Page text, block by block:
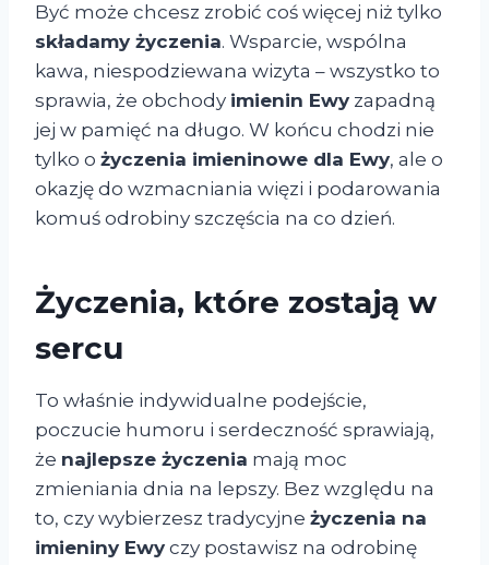
Być może chcesz zrobić coś więcej niż tylko
składamy życzenia. Wsparcie, wspólna
kawa, niespodziewana wizyta – wszystko to
sprawia, że obchody imienin Ewy zapadną
jej w pamięć na długo. W końcu chodzi nie
tylko o życzenia imieninowe dla Ewy, ale o
okazję do wzmacniania więzi i podarowania
komuś odrobiny szczęścia na co dzień.
Życzenia, które zostają w
sercu
To właśnie indywidualne podejście,
poczucie humoru i serdeczność sprawiają,
że najlepsze życzenia mają moc
zmieniania dnia na lepszy. Bez względu na
to, czy wybierzesz tradycyjne życzenia na
imieniny Ewy czy postawisz na odrobinę